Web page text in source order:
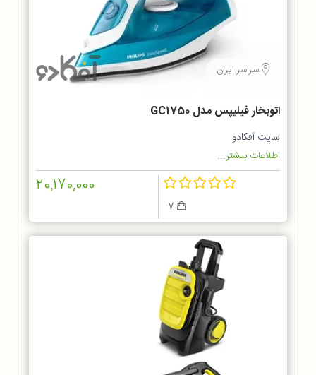
سراسر ایران
اتوبخار فیلیپس مدل GC1750
سایت آفکادو
اطلاعات بیشتر...
20,170,000